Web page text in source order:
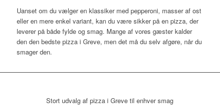
Uanset om du vælger en klassiker med pepperoni, masser af ost
eller en mere enkel variant, kan du være sikker på en pizza, der
leverer på både fylde og smag. Mange af vores gæster kalder
den den bedste pizza i Greve, men det må du selv afgøre, når du
smager den.
Stort udvalg af pizza i Greve til enhver smag